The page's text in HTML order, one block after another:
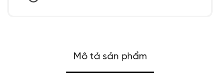
Mô tả sản phẩm